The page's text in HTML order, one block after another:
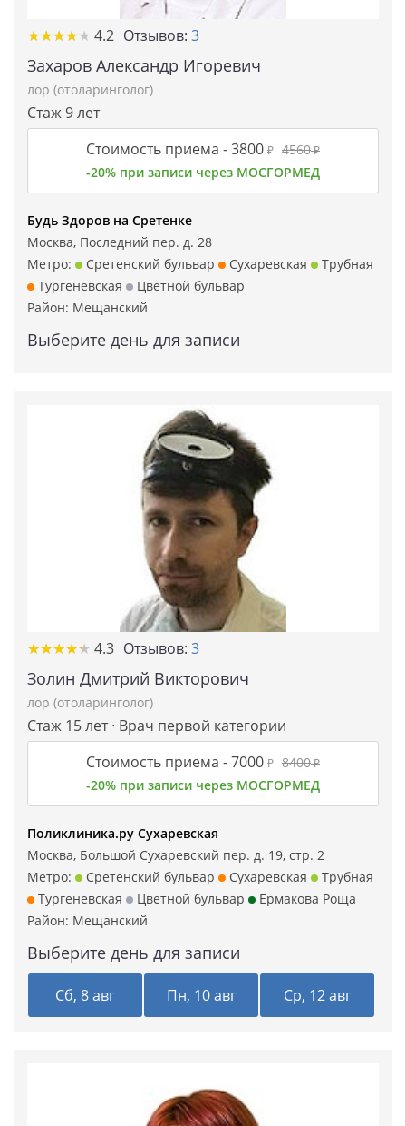
★★★★★
★★★★★ 4.2 Отзывов: 3
Захаров Александр Игоревич
лор (отоларинголог)
Стаж 9 лет
Стоимость приема -3800 ₽ 4560₽
-20% при записи через МОСГОРМЕД
Будь Здоров на Сретенке
Москва, Последний пер. д. 28
Метро:
Сретенский бульвар Сухаревская
Трубная
Тургеневская
Цветной бульвар
Район: Мещанский
Выберите день для записи
★★★★★
★★★★★ 4.3 Отзывов: 3
Золин Дмитрий Викторович
лор (отоларинголог)
Стаж 15 лет · Врач первой категории
Стоимость приема -7000 ₽ 8400₽
-20% при записи через МОСГОРМЕД
Поликлиника.ру Сухаревская
Москва, Большой Сухаревский пер. д. 19, стр. 2
Метро:
Сретенский бульвар Сухаревская
Трубная
Тургеневская
Цветной бульвар
Ермакова Роща
Район: Мещанский
Выберите день для записи
Сб, 8 авг Пн, 10 авг Ср, 12 авг